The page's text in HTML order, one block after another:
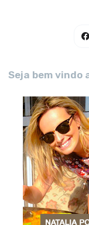
Seja bem vindo